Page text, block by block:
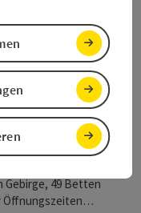
Gebirge, 49 Betten
Öffnungszeiten